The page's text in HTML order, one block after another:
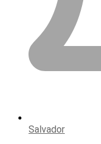
Salvador